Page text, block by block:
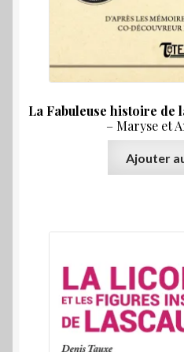
La Fabuleuse histoire
– Maryse et
Ajouter